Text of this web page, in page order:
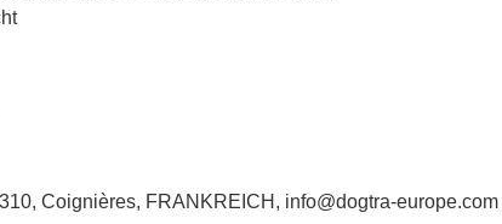
Coignières, FRANKREICH, info@dogtra-europe.com